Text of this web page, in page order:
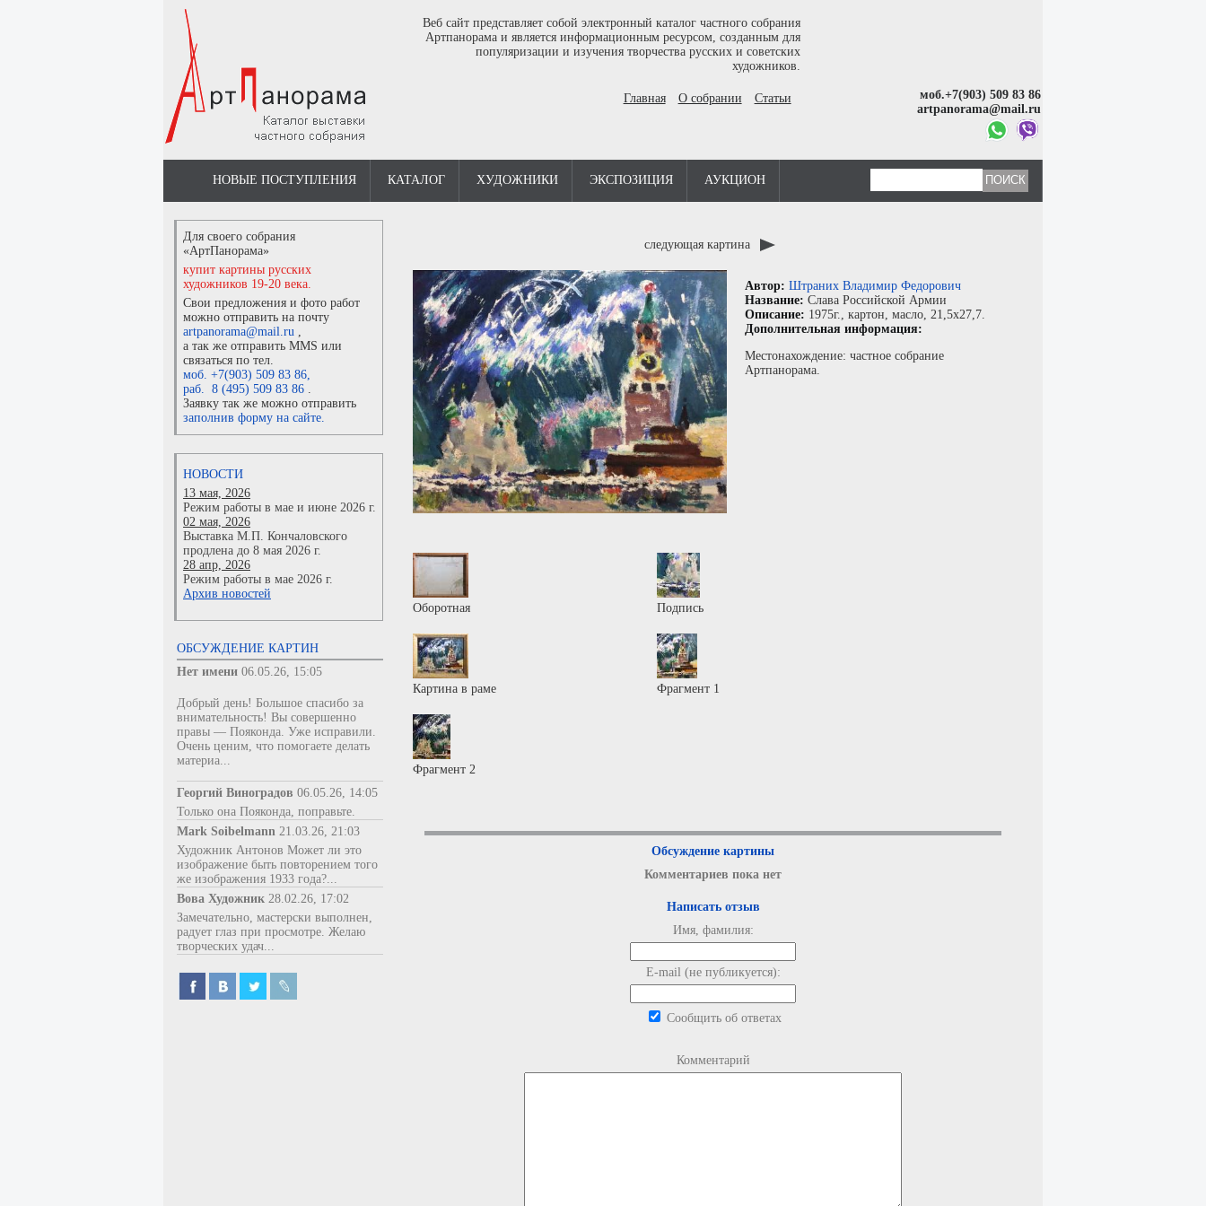
Веб сайт представляет собой электронный каталог частного собрания
Артпанорама и является информационным ресурсом, созданным для
популяризации и изучения творчества русских и советских
художников.
Главная О собрании Статьи
моб.+7(903) 509 83 86
artpanorama@mail.ru
НОВЫЕ ПОСТУПЛЕНИЯ КАТАЛОГ ХУДОЖНИКИ ЭКСПОЗИЦИЯ АУКЦИОН
Для своего собрания
«АртПанорама»
купит картины русских
художников 19-20 века.
Свои предложения и фото работ
можно отправить на почту
artpanorama@mail.ru ,
а так же отправить MMS или
связаться по тел.
моб. +7(903) 509 83 86,
раб. 8 (495) 509 83 86 .
Заявку так же можно отправить
заполнив форму на сайте.
НОВОСТИ
13 мая, 2026
Режим работы в мае и июне 2026 г.
02 мая, 2026
Выставка М.П. Кончаловского
продлена до 8 мая 2026 г.
28 апр, 2026
Режим работы в мае 2026 г.
Архив новостей
ОБСУЖДЕНИЕ КАРТИН
Нет имени 06.05.26, 15:05
Добрый день! Большое спасибо за
внимательность! Вы совершенно
правы — Пояконда. Уже исправили.
Очень ценим, что помогаете делать
материа...
Георгий Виноградов 06.05.26, 14:05
Только она Пояконда, поправьте.
Mark Soibelmann 21.03.26, 21:03
Художник Антонов Может ли это
изображение быть повторением того
же изображения 1933 года?...
Вова Художник 28.02.26, 17:02
Замечательно, мастерски выполнен,
радует глаз при просмотре. Желаю
творческих удач...
следующая картина
Автор: Штраних Владимир Федорович
Название: Слава Российской Армии
Описание: 1975г., картон, масло, 21,5x27,7.
Дополнительная информация:
Местонахождение: частное собрание
Артпанорама.
Оборотная Подпись
Картина в раме Фрагмент 1
Фрагмент 2
Обсуждение картины
Комментариев пока нет
Написать отзыв
Имя, фамилия:
E-mail (не публикуется):
Сообщить об ответах
Комментарий